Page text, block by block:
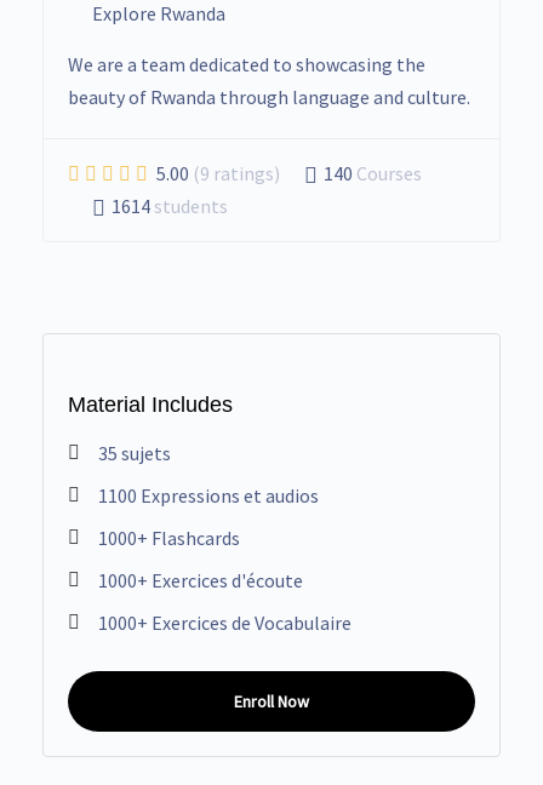
Explore Rwanda
We are a team dedicated to showcasing the
beauty of Rwanda through language and culture.
5.00 (9 ratings) 140 Courses
1614students
Material Includes
35 sujets
1100 Expressions et audios
1000+ Flashcards
1000+ Exercices d'écoute
1000+ Exercices de Vocabulaire
Enroll Now